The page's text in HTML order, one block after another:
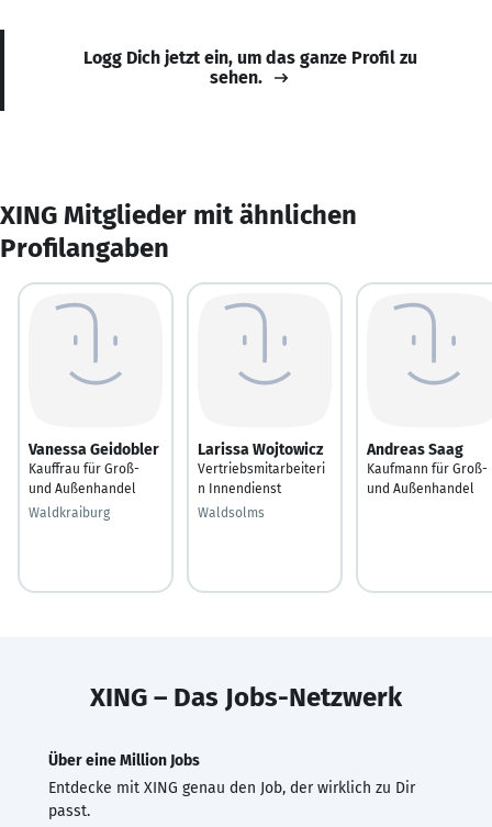
Logg Dich jetzt ein, um das ganze Profil zu
sehen.
XING Mitglieder mit ähnlichen
Profilangaben
Vanessa Geidobler
Kauffrau für Groß-
und Außenhandel
Waldkraiburg
Larissa Wojtowicz
Vertriebsmitarbeiteri
n Innendienst
Waldsolms
Andreas Saag
Kaufmann für Groß-
und Außenhandel
XING – Das Jobs-Netzwerk
Über eine Million Jobs
Entdecke mit XING genau den Job, der wirklich zu Dir
passt.